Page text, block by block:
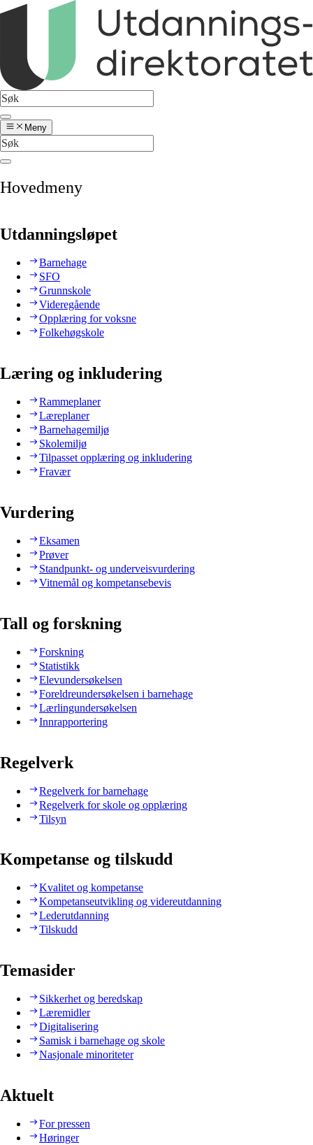
Meny
Hovedmeny
Utdanningsløpet
Barnehage
SFO
Grunnskole
Videregående
Opplæring for voksne
Folkehøgskole
Læring og inkludering
Rammeplaner
Læreplaner
Barnehagemiljø
Skolemiljø
Tilpasset opplæring og inkludering
Fravær
Vurdering
Eksamen
Prøver
Standpunkt- og underveisvurdering
Vitnemål og kompetansebevis
Tall og forskning
Forskning
Statistikk
Elevundersøkelsen
Foreldreundersøkelsen i barnehage
Lærlingundersøkelsen
Innrapportering
Regelverk
Regelverk for barnehage
Regelverk for skole og opplæring
Tilsyn
Kompetanse og tilskudd
Kvalitet og kompetanse
Kompetanseutvikling og videreutdanning
Lederutdanning
Tilskudd
Temasider
Sikkerhet og beredskap
Læremidler
Digitalisering
Samisk i barnehage og skole
Nasjonale minoriteter
Aktuelt
For pressen
Høringer